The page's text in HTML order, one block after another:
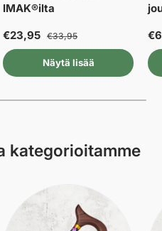
IMAK®ilta
€23,95 €33,95
Näytä lisää
kategorioitamme